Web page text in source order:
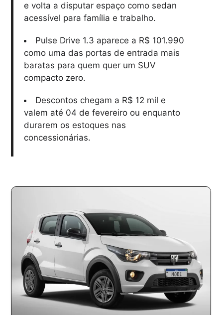
e volta a disputar espaço como sedan
acessível para família e trabalho.
Pulse Drive 1.3 aparece a R$ 101.990
como uma das portas de entrada mais
baratas para quem quer um SUV
compacto zero.
Descontos chegam a R$ 12 mil e
valem até 04 de fevereiro ou enquanto
durarem os estoques nas
concessionárias.